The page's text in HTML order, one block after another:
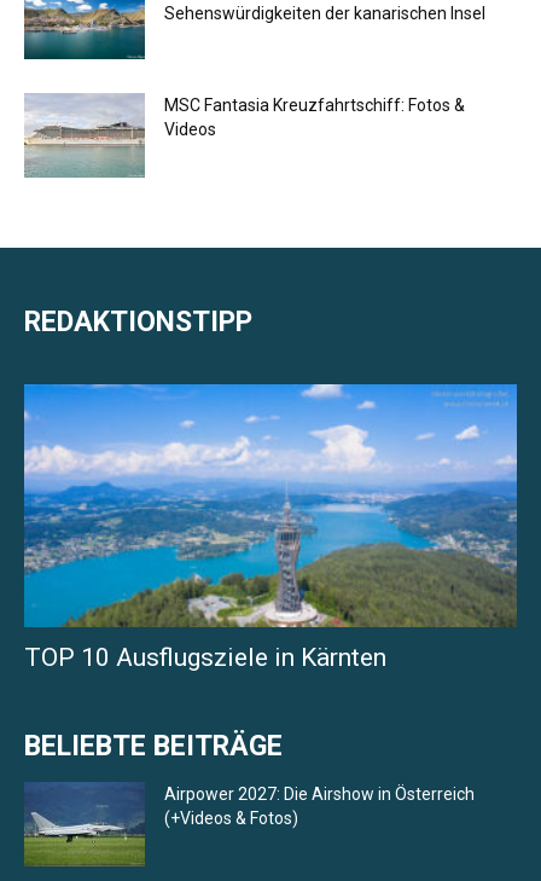
Sehenswürdigkeiten der kanarischen Insel
MSC Fantasia Kreuzfahrtschiff: Fotos &
Videos
REDAKTIONSTIPP
TOP 10 Ausflugsziele in Kärnten
BELIEBTE BEITRÄGE
Airpower 2027: Die Airshow in Österreich
(+Videos & Fotos)